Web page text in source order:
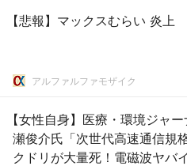
【悲報】マックスむらい 炎上
アルファルファモザイク
【女性自身】医療・環境ジャ
瀬俊介氏「次世代高速通信規
クドリが大量死！電磁波ヤバ